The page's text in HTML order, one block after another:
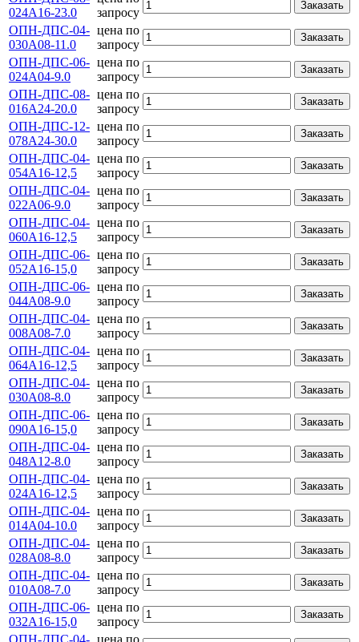
024А16-23.0
запросу
Заказать
ОПН-ДПС-04-
030А08-11.0
цена по
запросу
Заказать
ОПН-ДПС-06-
024А04-9.0
цена по
запросу
Заказать
ОПН-ДПС-08-
016А24-20.0
цена по
запросу
Заказать
ОПН-ДПС-12-
078А24-30.0
цена по
запросу
Заказать
ОПН-ДПС-04-
054А16-12,5
цена по
запросу
Заказать
ОПН-ДПС-04-
022А06-9.0
цена по
запросу
Заказать
ОПН-ДПС-04-
060А16-12,5
цена по
запросу
Заказать
ОПН-ДПС-06-
052А16-15,0
цена по
запросу
Заказать
ОПН-ДПС-06-
044А08-9.0
цена по
запросу
Заказать
ОПН-ДПС-04-
008А08-7.0
цена по
запросу
Заказать
ОПН-ДПС-04-
064А16-12,5
цена по
запросу
Заказать
ОПН-ДПС-04-
030А08-8.0
цена по
запросу
Заказать
ОПН-ДПС-06-
090А16-15,0
цена по
запросу
Заказать
ОПН-ДПС-04-
048А12-8.0
цена по
запросу
Заказать
ОПН-ДПС-04-
024А16-12,5
цена по
запросу
Заказать
ОПН-ДПС-04-
014А04-10.0
цена по
запросу
Заказать
ОПН-ДПС-04-
028А08-8.0
цена по
запросу
Заказать
ОПН-ДПС-04-
010А08-7.0
цена по
запросу
Заказать
ОПН-ДПС-06-
032А16-15,0
цена по
запросу
Заказать
ОПН-ДПС-04- цена по